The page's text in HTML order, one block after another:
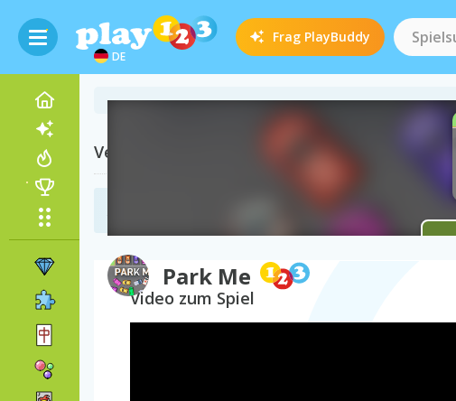
DE
Frag PlayBuddy
Park Me
Verwandte Kategorien
Video zum Spiel